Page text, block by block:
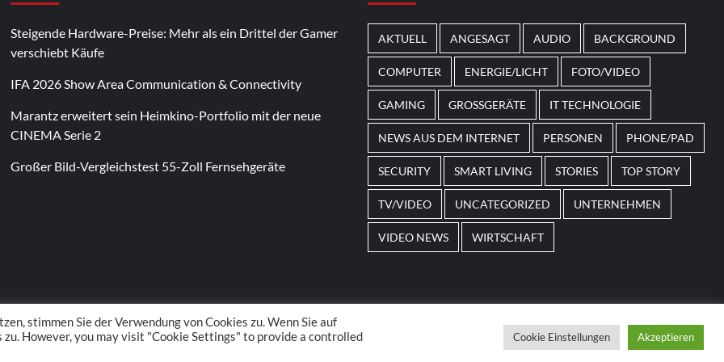
Steigende Hardware-Preise: Mehr als ein Drittel der Gamer
verschiebt Käufe
IFA 2026 Show Area Communication & Connectivity
Marantz erweitert sein Heimkino-Portfolio mit der neue
CINEMA Serie 2
Großer Bild-Vergleichstest 55-Zoll Fernsehgeräte
AKTUELL ANGESAGT AUDIO BACKGROUND
COMPUTER ENERGIE/LICHT FOTO/VIDEO
GAMING GROSSGERÄTE IT TECHNOLOGIE
NEWS AUS DEM INTERNET PERSONEN PHONE/PAD
SECURITY SMART LIVING STORIES TOP STORY
TV/VIDEO UNCATEGORIZED UNTERNEHMEN
VIDEO NEWS WIRTSCHAFT
Media GmbH. All rights reserved. |CoverNewsby AF themes.
stimmen Sie der Verwendung von Cookies zu. Wenn Sie auf
zu. However, you may visit "Cookie Settings" to provide a controlled
Cookie Einstellungen Akzeptieren